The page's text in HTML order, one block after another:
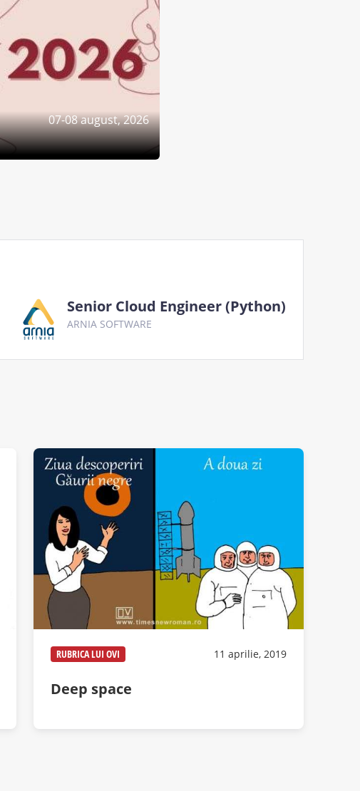
07-08 august, 2026
Senior Cloud Engineer (Python)
ARNIA SOFTWARE
RUBRICA LUI OVI 11 aprilie, 2019
Deep space